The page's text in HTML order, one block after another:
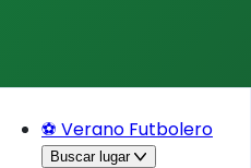
⚽ Verano Futbolero
Buscar lugar